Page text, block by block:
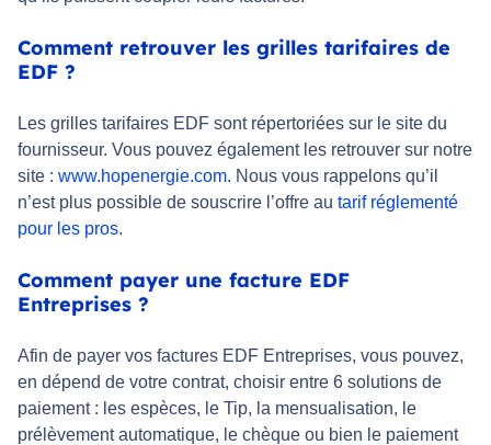
Comment retrouver les grilles tarifaires de
EDF ?
Les grilles tarifaires EDF sont répertoriées sur le site du
fournisseur. Vous pouvez également les retrouver sur notre
site : www.hopenergie.com. Nous vous rappelons qu’il
n’est plus possible de souscrire l’offre au tarif réglementé
pour les pros.
Comment payer une facture EDF
Entreprises ?
Afin de payer vos factures EDF Entreprises, vous pouvez,
en dépend de votre contrat, choisir entre 6 solutions de
paiement : les espèces, le Tip, la mensualisation, le
prélèvement automatique, le chèque ou bien le paiement